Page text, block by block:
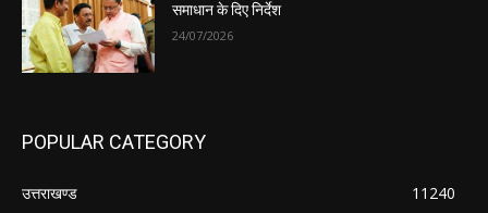
समाधान के दिए निर्देश
24/07/2026
POPULAR CATEGORY
उत्तराखण्ड
11240